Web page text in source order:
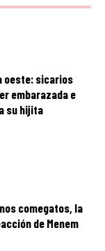
oeste: sicarios
embarazada e
su hijita
comegatos, la
de Menem